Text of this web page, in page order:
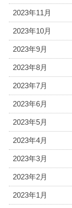
2023年11月
2023年10月
2023年9月
2023年8月
2023年7月
2023年6月
2023年5月
2023年4月
2023年3月
2023年2月
2023年1月